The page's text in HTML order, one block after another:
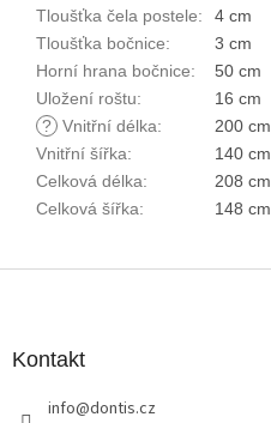
Tloušťka čela postele:
4 cm
Tloušťka bočnice:
3 cm
Horní hrana bočnice:
50 cm
Uložení roštu:
16 cm
? Vnitřní délka:
200 cm
Vnitřní šířka:
140 cm
Celková délka:
208 cm
Celková šířka: 148 cm
Kontakt
info@dontis.cz